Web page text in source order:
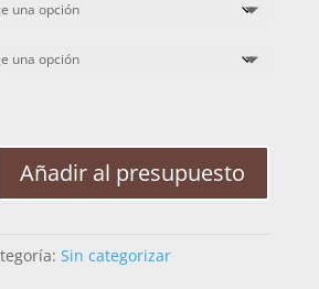
Añadir al presupuesto
Sin categorizar